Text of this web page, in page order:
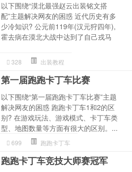
以下围绕“漠北最强赵云出装铭文搭
配”主题解决网友的困惑 近代历史有多
少冷知识? 公元前119年(汉元狩四年),
霍去病在漠北大战中达到了自己戎马
328 出装教程
第一届跑跑卡丁车比赛
以下围绕“第一届跑跑卡丁车比赛”主题
解决网友的困惑 跑跑卡丁车1和2的区
别? 在游戏玩法、游戏模式、卡丁车类
型、地图数量等方面有很大的区别。...
699 跑跑卡丁车
跑跑卡丁车竞技大师赛冠军